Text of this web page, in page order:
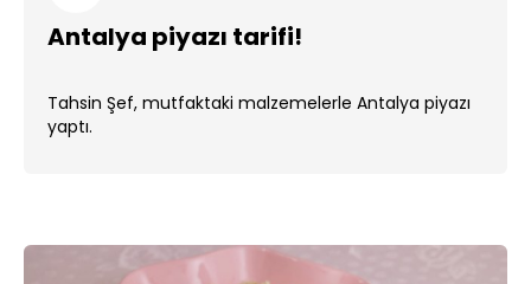
Antalya piyazı tarifi!
Tahsin Şef, mutfaktaki malzemelerle Antalya piyazı
yaptı.